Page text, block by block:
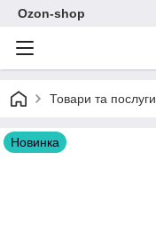
Ozon-shop
Товари та послуги
Новинка